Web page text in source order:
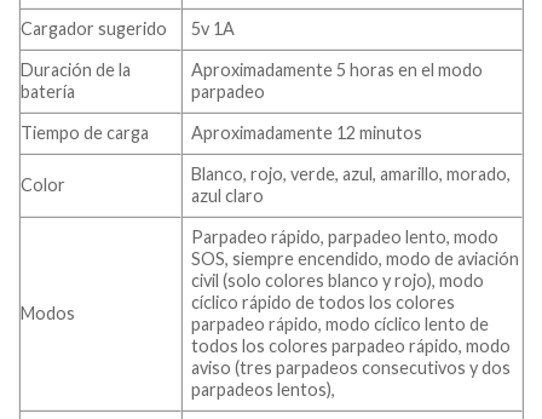
Cargador sugerido
5v 1A
Duración de la
batería
Aproximadamente 5 horas en el modo
parpadeo
Tiempo de carga
Aproximadamente 12 minutos
Color
Blanco, rojo, verde, azul, amarillo, morado,
azul claro
Modos
Parpadeo rápido, parpadeo lento, modo
SOS, siempre encendido, modo de aviación
civil (solo colores blanco y rojo), modo
cíclico rápido de todos los colores
parpadeo rápido, modo cíclico lento de
todos los colores parpadeo rápido, modo
aviso (tres parpadeos consecutivos y dos
parpadeos lentos),